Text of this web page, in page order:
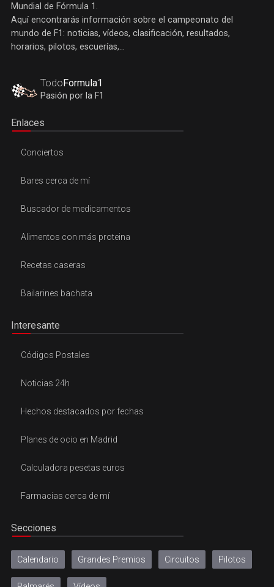
Mundial de Fórmula 1.
Aquí encontrarás información sobre el campeonato del
mundo de F1: noticias, vídeos, clasificación, resultados,
horarios, pilotos, escuerías,...
Todo Formula1
Pasión por la F1
Enlaces
Conciertos
Bares cerca de mí
Buscador de medicamentos
Alimentos con más proteina
Recetas caseras
Bailarines bachata
Interesante
Códigos Postales
Noticias 24h
Hechos destacados por fechas
Planes de ocio en Madrid
Calculadora pesetas euros
Farmacias cerca de mí
Secciones
Calendario Grandes Premios Circuitos Pilotos